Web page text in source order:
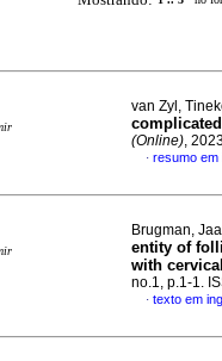
van Zyl,
(Online),
· resumo em
Brugman,
entity of
with
no.1, p.1-1.
· texto em